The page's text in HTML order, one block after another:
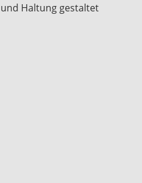
Haltung gestaltet